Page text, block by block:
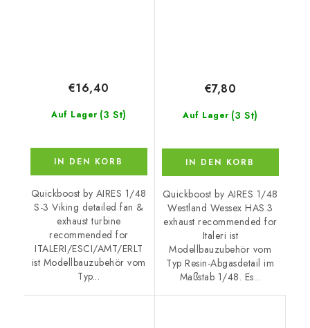
Auf Lager (3 St)
€16,40
IN DEN KORB
Quickboost by AIRES 1/48
S-3 Viking detailed fan &
exhaust turbine
recommended for
ITALERI/ESCI/AMT/ERLT
ist Modellbauzubehör vom
Typ...
Auf Lager (3 St)
€7,80
IN DEN KORB
Quickboost by AIRES 1/48
Westland Wessex HAS.3
exhaust recommended for
Italeri ist
Modellbauzubehör vom
Typ Resin-Abgasdetail im
Maßstab 1/48. Es...